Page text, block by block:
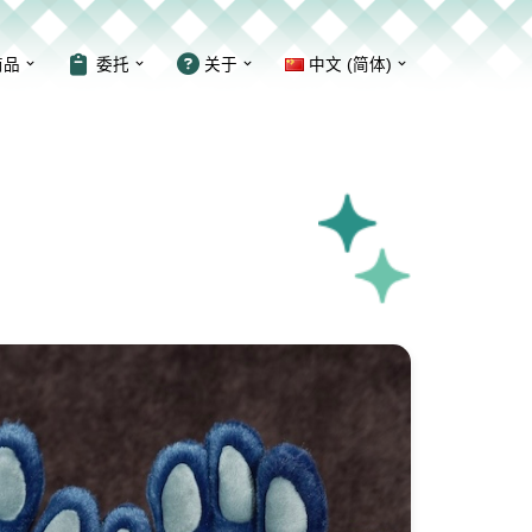
品 委托 关于 中文 (简体)